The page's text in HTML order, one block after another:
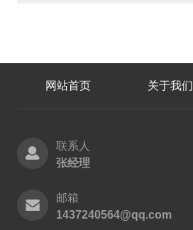
网站首页 关于我们
联系人
张经理
邮箱
1437240564@qq.com